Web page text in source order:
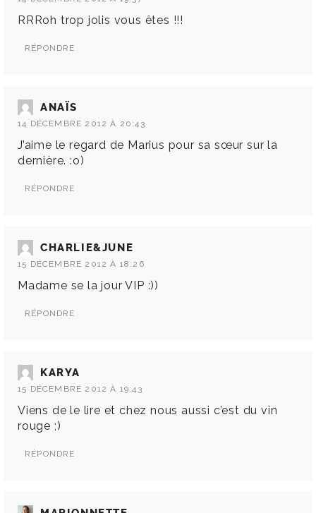
RRRoh trop jolis vous êtes !!!
RÉPONDRE
ANAÏS
14 DÉCEMBRE 2012 À 20:43
J’aime le regard de Marius pour sa sœur sur la
dernière. :o)
RÉPONDRE
CHARLIE&JUNE
15 DÉCEMBRE 2012 À 18:26
Madame se la jour VIP :))
RÉPONDRE
KARYA
15 DÉCEMBRE 2012 À 19:43
Viens de le lire et chez nous aussi c’est du vin
rouge ;)
RÉPONDRE